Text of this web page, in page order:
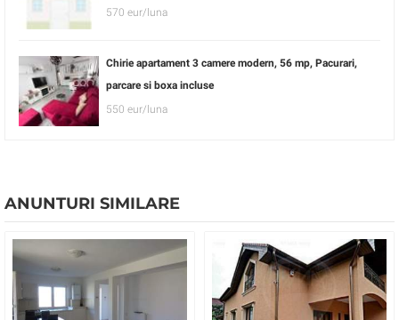
570 eur/luna
Chirie apartament 3 camere modern, 56 mp, Pacurari,
parcare si boxa incluse
550 eur/luna
ANUNTURI SIMILARE